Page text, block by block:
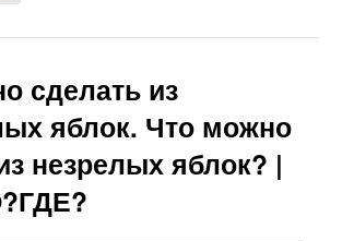
сделать из
яблок. Что можно
незрелых яблок? |